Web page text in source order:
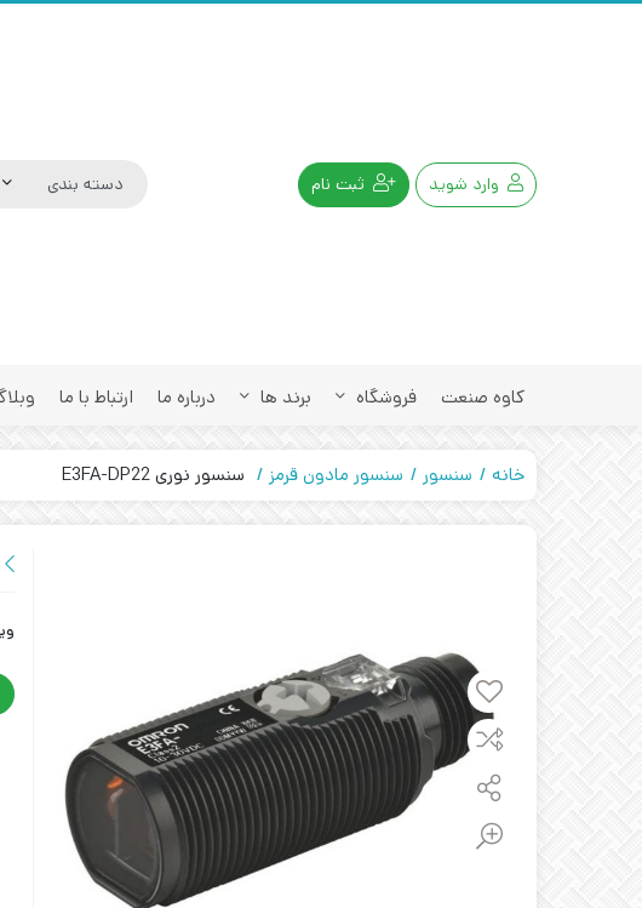
وارد شوید ثبت نام
کاوه صنعت فروشگاه برند ها درباره ما ارتباط با ما
خانه سنسور سنسور مادون قرمز سنسور نوری E3FA-DP22